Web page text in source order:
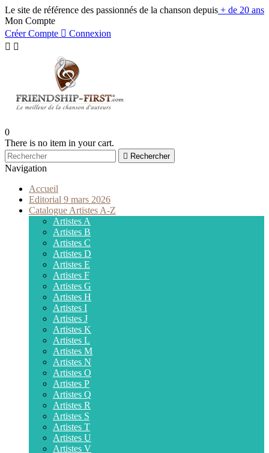
Le site de référence des passionnés de la chanson depuis + de 20 ans
Mon Compte
Créer Compte  Connexion
 
0
There is no item in your cart.
 Rechercher
Navigation
Accueil
Editorial 9 mars 2026
Catalogue Artistes A-Z
Artistes A
Artistes B
Artistes C
Artistes D
Artistes E
Artistes F
Artistes G
Artistes H
Artistes I
Artistes J
Artistes K
Artistes L
Artistes M
Artistes N
Artistes O
Artistes P
Artistes Q
Artistes R
Artistes S
Artistes T
Artistes U
Artistes V